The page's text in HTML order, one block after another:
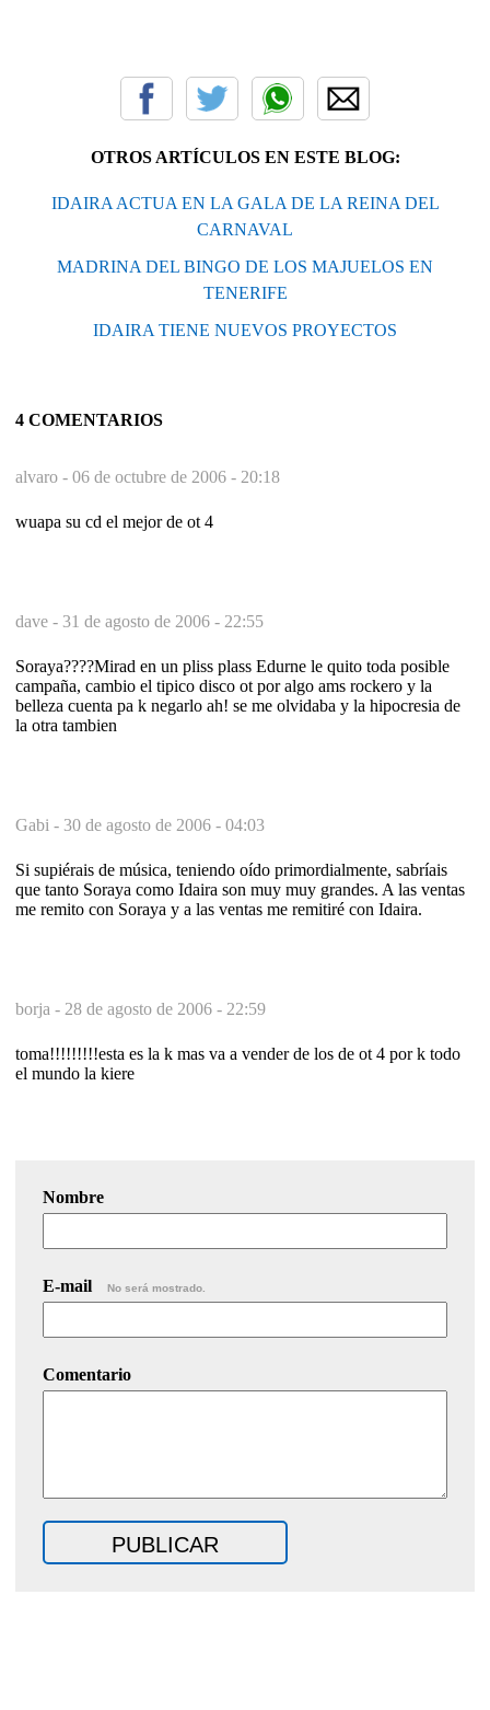
OTROS ARTÍCULOS EN ESTE BLOG:
IDAIRA ACTUA EN LA GALA DE LA REINA DEL
CARNAVAL
MADRINA DEL BINGO DE LOS MAJUELOS EN
TENERIFE
IDAIRA TIENE NUEVOS PROYECTOS
4 COMENTARIOS
alvaro - 06 de octubre de 2006 - 20:18
wuapa su cd el mejor de ot 4
dave - 31 de agosto de 2006 - 22:55
Soraya????Mirad en un pliss plass Edurne le quito toda posible
campaña, cambio el tipico disco ot por algo ams rockero y la
belleza cuenta pa k negarlo ah! se me olvidaba y la hipocresia de
la otra tambien
Gabi - 30 de agosto de 2006 - 04:03
Si supiérais de música, teniendo oído primordialmente, sabríais
que tanto Soraya como Idaira son muy muy grandes. A las ventas
me remito con Soraya y a las ventas me remitiré con Idaira.
borja - 28 de agosto de 2006 - 22:59
toma!!!!!!!!!esta es la k mas va a vender de los de ot 4 por k todo
el mundo la kiere
Nombre
E-mail No será mostrado.
Comentario